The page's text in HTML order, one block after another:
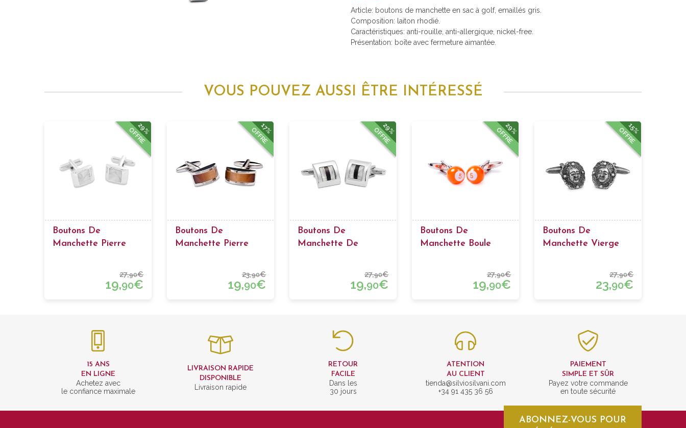
Article: boutons de manchette en sac à golf, emaillés gris.
Composition: laiton rhodié.
Caractéristiques: anti-rouille, anti-allergique, nickel-free.
Présentation: boîte avec fermeture aimantée.
VOUS POUVEZ AUSSI ÊTRE INTÉRESSÉ
29%
OFFRE
Boutons De
Manchette Pierre
27,90€
19,90€
17%
OFFRE
Boutons De
Manchette Pierre
23,90€
19,90€
29%
OFFRE
Boutons De
Manchette De
27,90€
19,90€
29%
OFFRE
Boutons De
Manchette Boule
27,90€
19,90€
15%
OFFRE
Boutons De
Manchette Vierge
27,90€
23,90€
15 ANS
EN LIGNE
Achetez avec
le confiance maximale
LIVRAISON RAPIDE
DISPONIBLE
Livraison rapide
RETOUR
FACILE
Dans les
30 jours
ATENTION
AU CLIENT
tienda@silviosilvani.com
+34 91 435 36 56
PAIEMENT
SIMPLE ET SÛR
Payez votre commande
en toute sécurité
ABONNEZ-VOUS POUR